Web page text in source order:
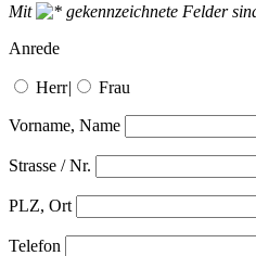
Mit
gekennzeichnete Felder
Anrede
Herr| Frau
Vorname, Name
Strasse / Nr.
PLZ, Ort
Telefon